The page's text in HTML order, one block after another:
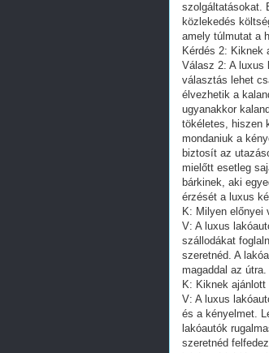
szolgáltatásokat.
közlekedés
amely túlmutat a
Kérdés 2: Kiknek
Válasz 2: A luxus
választás lehet
élvezhetik a
ugyanakkor
tökéletes, hiszen
mondaniuk a
biztosít az
mielőtt esetleg
bárkinek, aki
érzését a luxus
K: Milyen előnyei
V: A luxus
szállodákat
szeretnéd. A
magaddal az útra.
K: Kiknek
V: A luxus
és a kényelmet.
lakóautók
szeretnéd